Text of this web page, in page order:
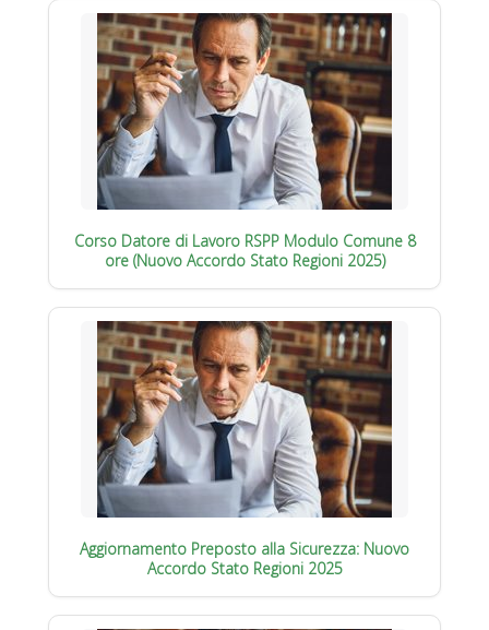
Corso Datore di Lavoro RSPP Modulo Comune 8
ore (Nuovo Accordo Stato Regioni 2025)
Aggiornamento Preposto alla Sicurezza: Nuovo
Accordo Stato Regioni 2025